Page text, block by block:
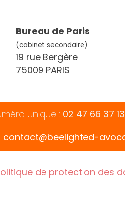
Bureau de Paris
(cabinet secondaire)
19 rue Bergère
75009 PARIS
unique : 02 47 66 37 13
contact@beelighted-
de protection des